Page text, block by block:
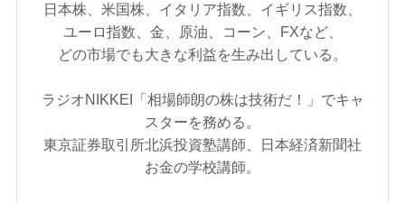
日本株、米国株、イタリア指数、イギリス指数、
ユーロ指数、金、原油、コーン、FXなど、
どの市場でも大きな利益を生み出している。
ラジオNIKKEI「相場師朗の株は技術だ！」でキャ
スターを務める。
東京証券取引所北浜投資塾講師、日本経済新聞社
お金の学校講師。